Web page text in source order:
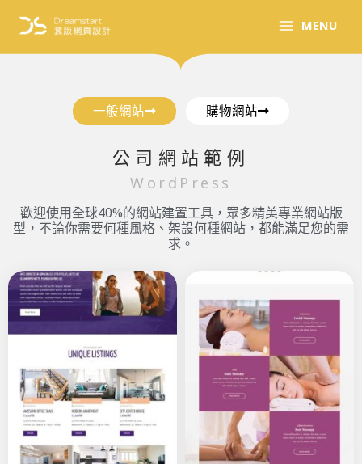
MENU
一般網站 購物網站
公司網站範例
WordPress
歡迎使用全球40%的網站建置工具，眾多精美專業網站版
型，不論你需要何種風格、架設何種網站，都能滿足您的需
求。